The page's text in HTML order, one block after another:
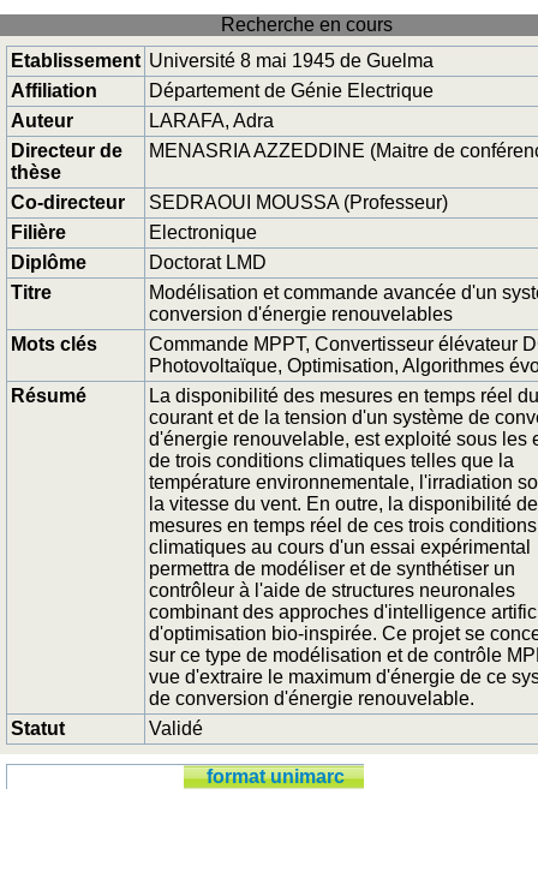
Recherche en cours
Etablissement Université 8 mai 1945 de Guelma
Affiliation
Département de Génie Electrique
Auteur
LARAFA, Adra
Directeur de
thèse
MENASRIA AZZEDDINE (Maitre de
Co-directeur
SEDRAOUI MOUSSA (Professeur)
Filière
Electronique
Diplôme
Doctorat LMD
Titre
Modélisation et commande avancée d'un
conversion d'énergie renouvelables
Mots clés
Commande MPPT, Convertisseur élévateur
Photovoltaïque, Optimisation, Algorithmes
Résumé
La disponibilité des mesures en temps réel du
courant et de la tension d'un système de
d'énergie renouvelable, est exploité sous les
de trois conditions climatiques telles que la
température environnementale, l'irradiation
la vitesse du vent. En outre, la disponibilité
mesures en temps réel de ces trois conditions
climatiques au cours d'un essai expérimental
permettra de modéliser et de synthétiser un
contrôleur à l'aide de structures neuronales
combinant des approches d'intelligence
d'optimisation bio-inspirée. Ce projet se
sur ce type de modélisation et de contrôle
vue d'extraire le maximum d'énergie de ce
de conversion d'énergie renouvelable.
Statut
Validé
format unimarc